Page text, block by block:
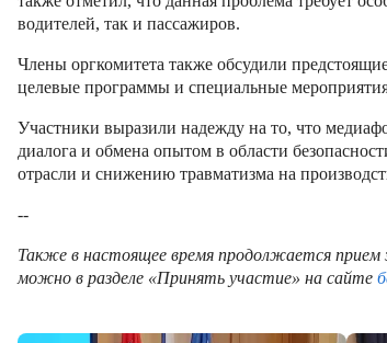
водителей, так и пассажиров.
Члены оргкомитета также обсудили
целевые программы и специальные
Участники выразили надежду на то, что
диалога и обмена опытом в области
отрасли и снижению травматизма на
--
Также в настоящее время продолжается прием
можно в разделе «Принять участие» на сайте